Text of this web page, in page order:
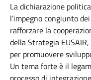
La dichiarazione
l’impegno congiunto
rafforzare la
della Strategia
per promuovere
Un tema forte è il